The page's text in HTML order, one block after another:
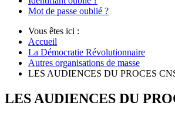
Mot de passe oublié ?
Vous êtes ici :
Accueil
La Démocratie Révolutionnaire
Autres organisations de masse
LES AUDIENCES DU PROCES
LES AUDIENCES DU